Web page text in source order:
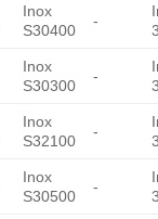
Inox
S30400
-
Inox
S30300
-
Inox
S32100
-
Inox
S30500
-